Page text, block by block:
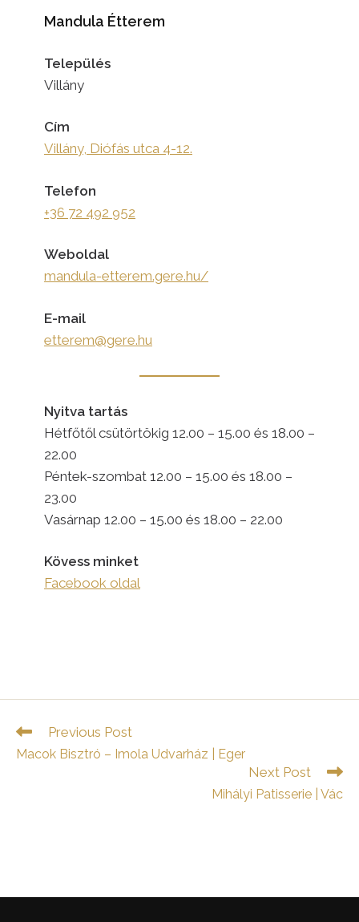
Mandula Étterem
Település
Villány
Cím
Villány, Diófás utca 4-12.
Telefon
+36 72 492 952
Weboldal
mandula-etterem.gere.hu/
E-mail
etterem@gere.hu
Nyitva tartás
Hétfőtől csütörtökig 12.00 – 15.00 és 18.00 –
22.00
Péntek-szombat 12.00 – 15.00 és 18.00 –
23.00
Vasárnap 12.00 – 15.00 és 18.00 – 22.00
Kövess minket
Facebook oldal
Read
articles
Previous Post
Macok Bisztró – Imola Udvarház | Eger
Next Post
Mihályi Patisserie | Vác